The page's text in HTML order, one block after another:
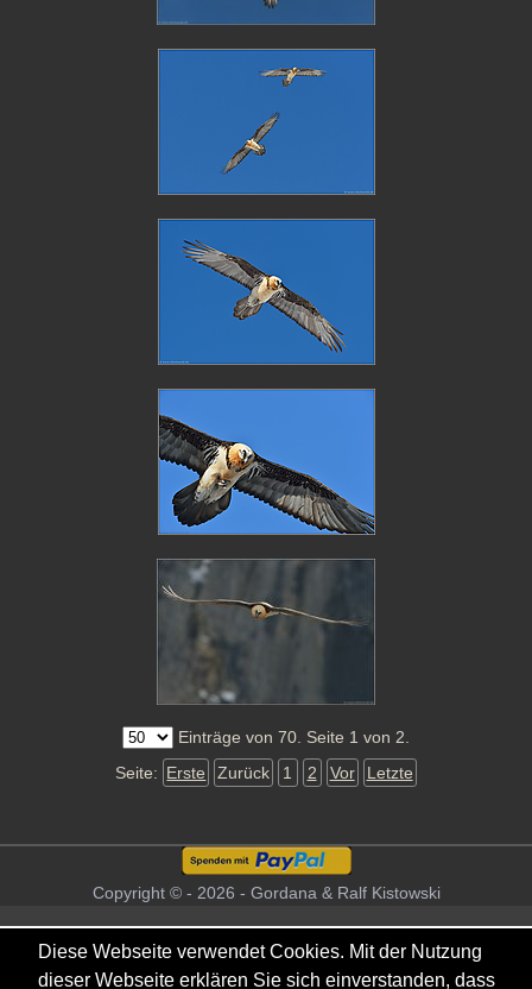
Einträge von 70. Seite 1 von 2.
Seite: Erste Zurück 1 2 Vor Letzte
Copyright © - 2026 - Gordana & Ralf Kistowski
Diese Webseite verwendet Cookies. Mit der Nutzung
dieser Webseite erklären Sie sich einverstanden, dass